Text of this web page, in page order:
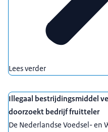
Lees verder
Illegaal bestrijdingsmiddel
doorzoekt bedrijf fruitteler
De Nederlandse Voedsel- en